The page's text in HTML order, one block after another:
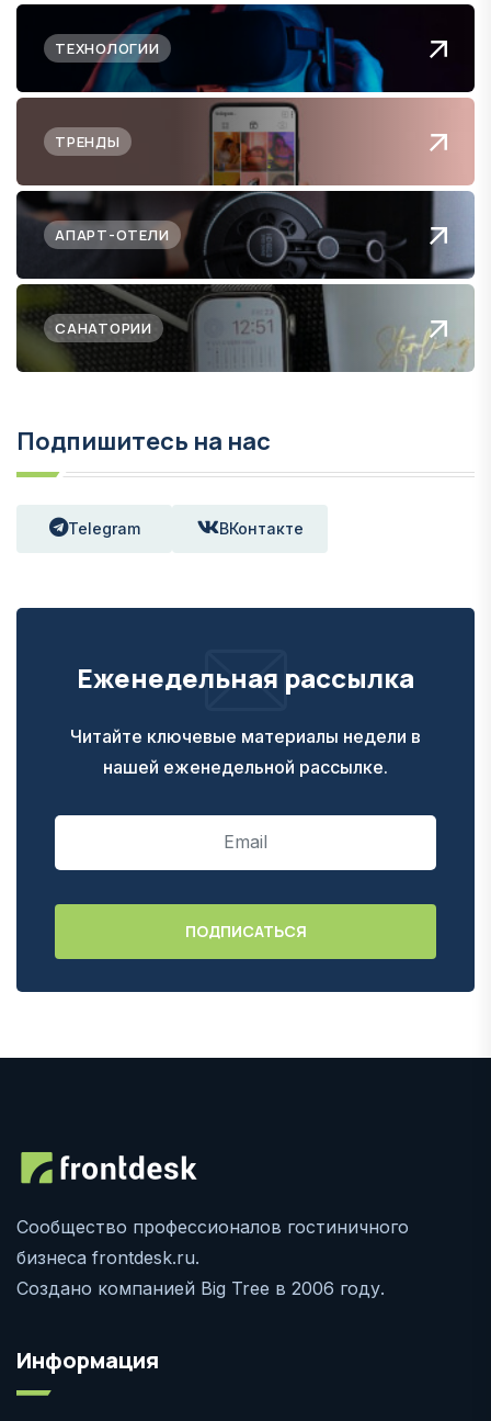
ТЕХНОЛОГИИ
ТРЕНДЫ
АПАРТ-ОТЕЛИ
САНАТОРИИ
Подпишитесь на нас
Telegram ВКонтакте
Еженедельная рассылка
Читайте ключевые материалы недели в
нашей еженедельной рассылке.
Сообщество профессионалов гостиничного
бизнеса frontdesk.ru.
Создано компанией Big Tree в 2006 году.
Информация